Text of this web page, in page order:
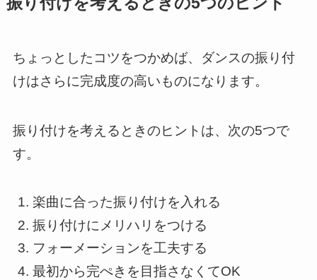
ちょっとしたコツをつかめば、ダンスの振り付
けはさらに完成度の高いものになります。
振り付けを考えるときのヒントは、次の5つで
す。
楽曲に合った振り付けを入れる
振り付けにメリハリをつける
フォーメーションを工夫する
最初から完ぺきを目指さなくてOK